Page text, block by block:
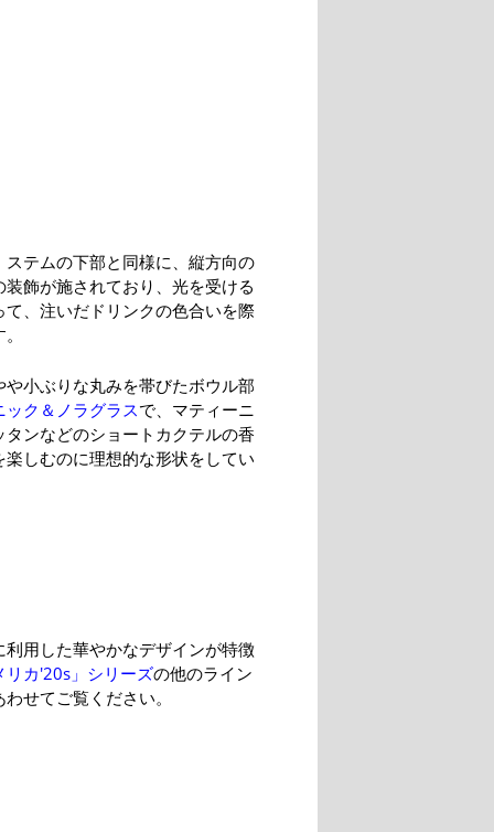
ステムの下部と同様に、縦方向の
装飾が施されており、光を受ける
て、注いだドリンクの色合いを際
や小ぶりな丸みを帯びたボウル部
ック＆ノラグラスで、マティーニ
タンなどのショートカクテルの香
楽しむのに理想的な形状をしてい
利用した華やかなデザインが特徴
リカ'20s」シリーズの他のライン
せてご覧ください。